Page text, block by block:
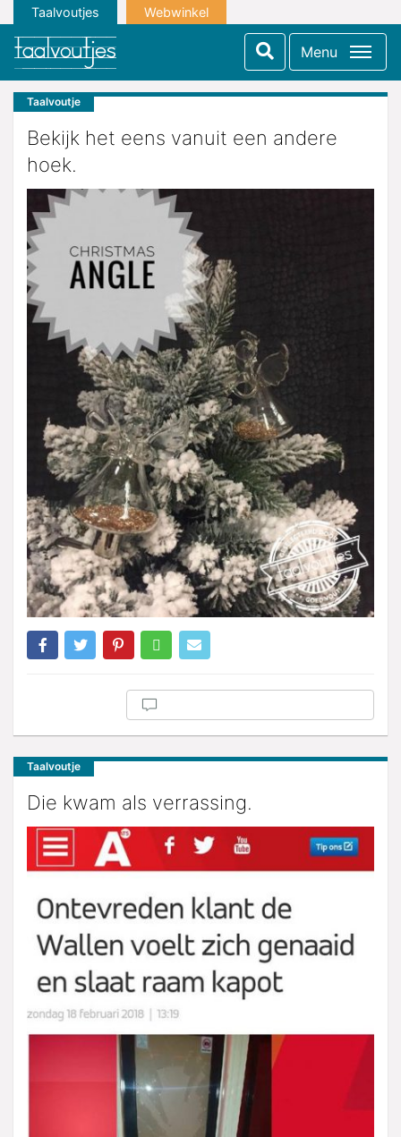
Taalvoutjes Webwinkel
Menu
Taalvoutje
Bekijk het eens vanuit een andere
hoek.
Taalvoutje
Die kwam als verrassing.